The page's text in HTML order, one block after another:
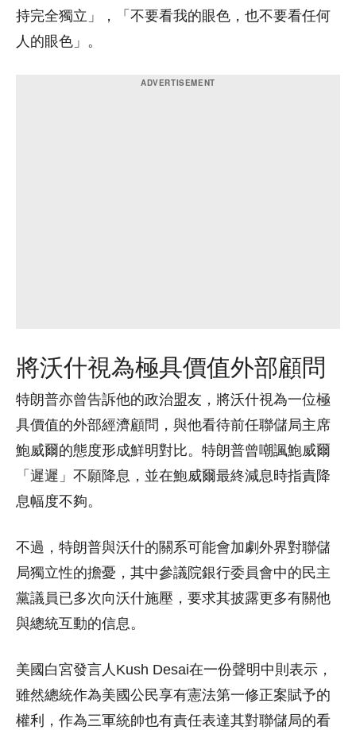
持完全獨立」，「不要看我的眼色，也不要看任何
人的眼色」。
將沃什視為極具價值外部顧問
特朗普亦曾告訴他的政治盟友，將沃什視為一位極
具價值的外部經濟顧問，與他看待前任聯儲局主席
鮑威爾的態度形成鮮明對比。特朗普曾嘲諷鮑威爾
「遲遲」不願降息，並在鮑威爾最終減息時指責降
息幅度不夠。
不過，特朗普與沃什的關系可能會加劇外界對聯儲
局獨立性的擔憂，其中參議院銀行委員會中的民主
黨議員已多次向沃什施壓，要求其披露更多有關他
與總統互動的信息。
美國白宮發言人Kush Desai在一份聲明中則表示，
雖然總統作為美國公民享有憲法第一修正案賦予的
權利，作為三軍統帥也有責任表達其對聯儲局的看